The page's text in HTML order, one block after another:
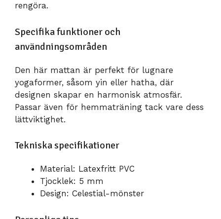
rengöra.
Specifika funktioner och
användningsområden
Den här mattan är perfekt för lugnare
yogaformer, såsom yin eller hatha, där
designen skapar en harmonisk atmosfär.
Passar även för hemmaträning tack vare dess
lättviktighet.
Tekniska specifikationer
Material: Latexfritt PVC
Tjocklek: 5 mm
Design: Celestial-mönster